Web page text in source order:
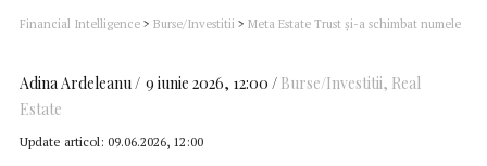
Financial Intelligence > Burse/Investitii > Meta Estate Trust și-a schimbat numele
Adina Ardeleanu 9 iunie 2026, 12:00 Burse/Investitii, Real
Estate
Update articol: 09.06.2026, 12:00